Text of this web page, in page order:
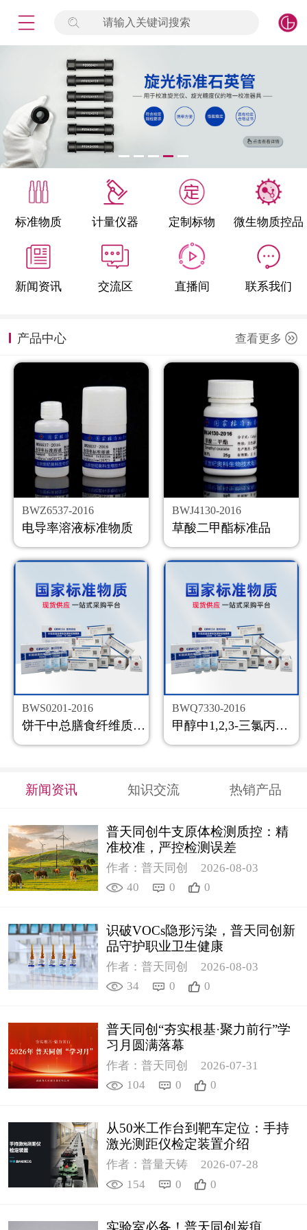
请输入关键词搜索
标准物质 计量仪器 定制标物 微生物质控品
新闻资讯 交流区 直播间 联系我们
产品中心 查看更多
BWZ6537-2016
电导率溶液标准物质
BWJ4130-2016
草酸二甲酯标准品
BWS0201-2016
饼干中总膳食纤维质控样品
BWQ7330-2016
甲醇中1,2,3-三氯丙烷溶液标准物质
新闻资讯 知识交流 热销产品
普天同创牛支原体检测质控：精
准校准，严控检测误差
作者：普天同创
2026-08-03
40
0 0
识破VOCs隐形污染，普天同创新
品守护职业卫生健康
作者：普天同创
2026-08-03
34
0 0
普天同创“夯实根基·聚力前行”学
习月圆满落幕
作者：普天同创
2026-07-31
104
0 0
从50米工作台到靶车定位：手持
激光测距仪检定装置介绍
作者：普量天铸
2026-07-28
154
0 0
签到
标准物质
产品专项
微生物检测/质控品
定制标物
定制仪器
新闻资讯
公司主页
购物车
会员中心
联系我们
返回主页